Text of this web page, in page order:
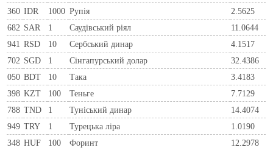
360 IDR 1000 Рупія
2.5625
682 SAR 1 Саудівський ріял
11.0644
941 RSD 10 Сербський динар
4.1517
702 SGD 1 Сінгапурський долар
32.4386
050 BDT 10 Така
3.4183
398 KZT 100 Теньге
7.7129
788 TND 1 Туніський динар
14.4074
949 TRY 1 Турецька ліра
1.0190
348 HUF 100 Форинт 12.2978